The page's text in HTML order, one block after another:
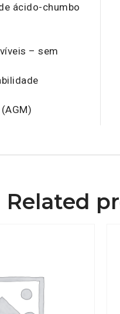
ácido-chumbo
– sem
Related